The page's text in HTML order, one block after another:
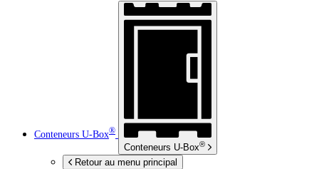
Conteneurs U-Box®
Conteneurs U-Box®
Retour au menu principal